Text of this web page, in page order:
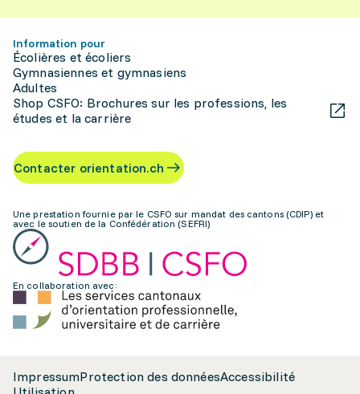
Information pour
Écolières et écoliers
Gymnasiennes et gymnasiens
Adultes
Shop CSFO: Brochures sur les professions, les
études et la carrière
Contacter orientation.ch
Une prestation fournie par le CSFO sur mandat des cantons (CDIP) et
avec le soutien de la Confédération (SEFRI)
En collaboration avec:
ImpressumProtection des donnéesAccessibilité